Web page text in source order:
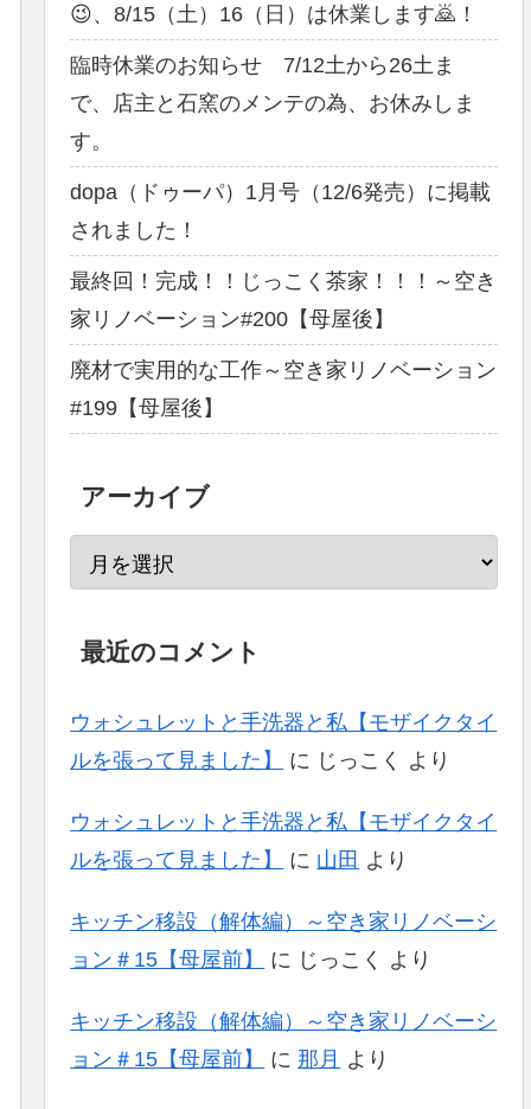
😉、8/15（土）16（日）は休業します🙇！
臨時休業のお知らせ 7/12土から26土ま
で、店主と石窯のメンテの為、お休みしま
す。
dopa（ドゥーパ）1月号（12/6発売）に掲載
されました！
最終回！完成！！じっこく茶家！！！～空き
家リノベーション#200【母屋後】
廃材で実用的な工作～空き家リノベーション
#199【母屋後】
アーカイブ
最近のコメント
ウォシュレットと手洗器と私【モザイクタイ
ルを張って見ました】
に じっこく より
ウォシュレットと手洗器と私【モザイクタイ
ルを張って見ました】
に 山田 より
キッチン移設（解体編）～空き家リノベーシ
ョン＃15【母屋前】
に じっこく より
キッチン移設（解体編）～空き家リノベーシ
ョン＃15【母屋前】
に那月 より